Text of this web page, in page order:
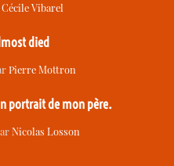
Cécile Vibarel
died
Pierre Mottron
un portrait de mon père.
Nicolas Losson